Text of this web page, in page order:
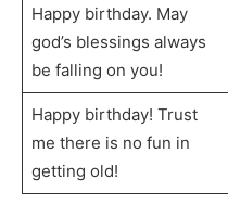
Happy birthday. May
god’s blessings always
be falling on you!
Happy birthday! Trust
me there is no fun in
getting old!